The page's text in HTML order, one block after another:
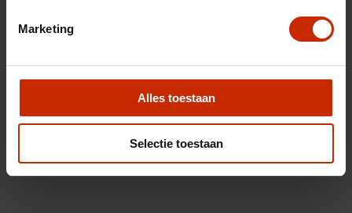
Marketing
Alles toestaan
Selectie toestaan